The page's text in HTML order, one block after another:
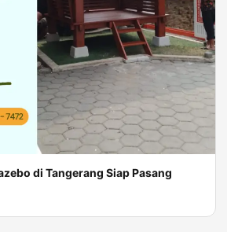
di Tangerang Siap Pasang